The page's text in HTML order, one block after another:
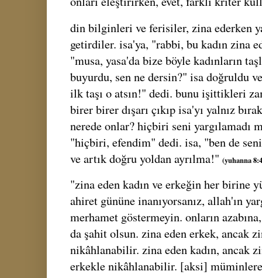
din bilginleri ve ferisiler, zina ederken
getirdiler. isa'ya, "rabbi, bu kadın zina
"musa, yasa'da bize böyle kadınların
buyurdu, sen ne dersin?" isa doğruldu
ilk taşı o atsın!" dedi. bunu işittikleri
birer birer dışarı çıkıp isa'yı yalnız
nerede onlar? hiçbiri seni yargılamadı
"hiçbiri, efendim" dedi. isa, "ben de
ve artık doğru yoldan ayrılma!" (yuhanna
"zina eden kadın ve erkeğin her birine
ahiret gününe inanıyorsanız, allah'ın
merhamet göstermeyin. onların
da şahit olsun. zina eden erkek, ancak
nikâhlanabilir. zina eden kadın, ancak
erkekle nikâhlanabilir. [aksi] müminlere